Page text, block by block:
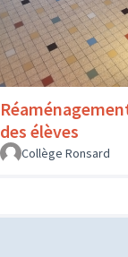
des élèves
Collège Ronsard